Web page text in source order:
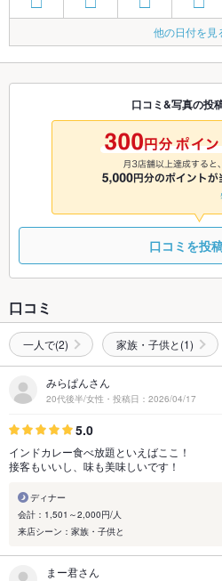
□ □
8/22
□
8/23
□
8/27 8/28 8/29
□
8/30
□
9/5
□ □
他の日付を見
口コミ&写真の投
口コミを投
口コミ
一人で(2) 家族・子供と(1)
みらぱんさん
20代後半/女性・投稿日：2026/04/17
5.0
インドカレー食べ放題といえばここ！
接客もいいし、味も美味しいです！
ディナー
会計：1,501～2,000円/人
来店シーン：家族・子供と
まー君さん